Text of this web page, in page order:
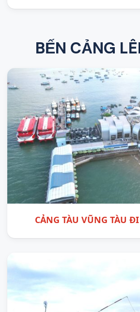
BẾN CẢNG
CẢNG TÀU VŨNG TÀU